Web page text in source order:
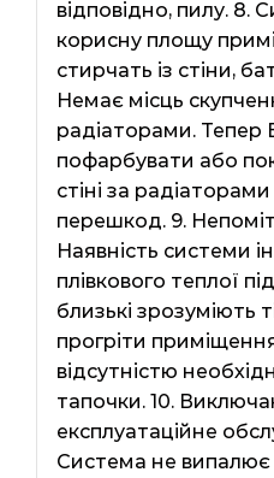
відповідно, пилу. 8.
корисну площу
стирчать із стіни,
Немає місць
радіаторами. Тепер
пофарбувати або
стіні за радіаторами
перешкод. 9.
Наявність системи
плівкового теплої
близькі зрозуміють
прогріти приміщення
відсутністю
тапочки. 10.
експлуатаційне
Система не випалює